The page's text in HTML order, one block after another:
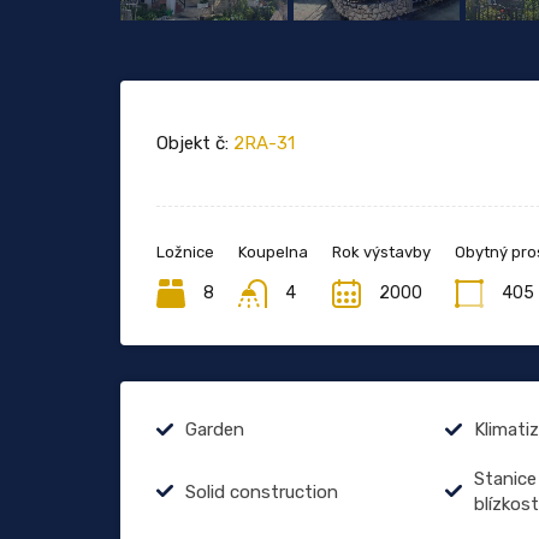
Objekt č: 2RA-31
Ložnice
8
Koupelna
4
Rok výstavby
2000
Obytný
405
Garden
Solid construction